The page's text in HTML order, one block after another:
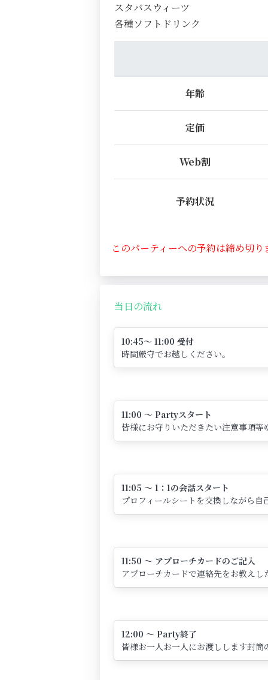
スタバスウィーツ
各種ソフトドリンク
年齢
定価
Web割
予約状況
このパーティーへの予約は締め切り
当日の流れ
10:45～ 11:00 受付
時間厳守でお越しください。
11:00 ～ Partyスタート
皆様にお守りいただきたい注意事項
11:05 ～ 1：1の会話スタート
プロフィールシートを交換しながら
11:50 ～ アプローチカードのご記入
アプローチカードで連絡先をお教え
12:00 ～ Party終了
皆様お一人お一人にお渡しします封